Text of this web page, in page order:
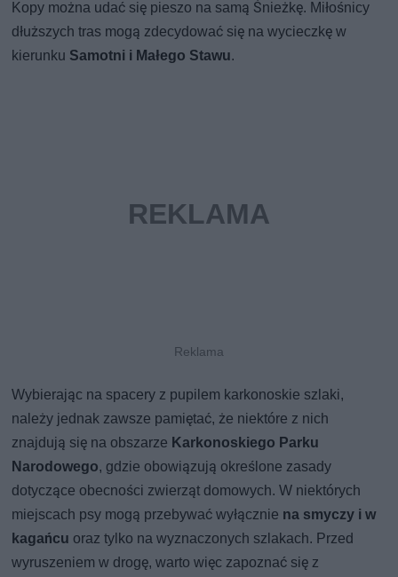
Kopy można udać się pieszo na samą Śnieżkę. Miłośnicy
dłuższych tras mogą zdecydować się na wycieczkę w
kierunku Samotni i Małego Stawu.
Wybierając na spacery z pupilem karkonoskie szlaki,
należy jednak zawsze pamiętać, że niektóre z nich
znajdują się na obszarze Karkonoskiego Parku
Narodowego, gdzie obowiązują określone zasady
dotyczące obecności zwierząt domowych. W niektórych
miejscach psy mogą przebywać wyłącznie na smyczy i w
kagańcu oraz tylko na wyznaczonych szlakach. Przed
wyruszeniem w drogę, warto więc zapoznać się z